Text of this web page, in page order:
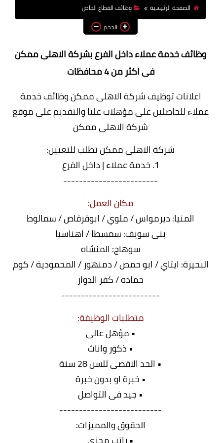
وظائف اعضاء هيئة تدريس
بالجامعات والمعاهد
اخبار
الصفحة الرئيسية
وظائف القطاع الخاص
الحجم
وظائف خدمة عملاء داخل الفرع بشركة الاهلى ممكن
فى اكثر من 4 محافظات
اعلانات توظيف شركة الاهلى ممكن وظائف خدمة
عملاء للحاصلين على مؤهلات عليا والتقديم على موقع
شركة الاهلى ممكن
شركة الاهلى ممكن تطلب للتعيين:
1. خدمة عملاء | داخل الفرع
------------------------
مكان العمل:
المنيا: ديرمواس / ملوي / ابوقرقاص / سمالوط
بنى سويف: سمسطا / اهناسيا
سوهاج: المنشاه
البحيرة: ايتاي / ابو حمص / دمنهور / المحمودية / كوم
حماده / كفر الدوار
-------------------------
متطلبات الوظيفة:
• مؤهل عالى
• ذكور واناث
• الحد الاقصى للسن 28 سنة
• خبرة او بدون خبرة
• جيد فى التواصل
--------------------------
الحقوق والمميزات: